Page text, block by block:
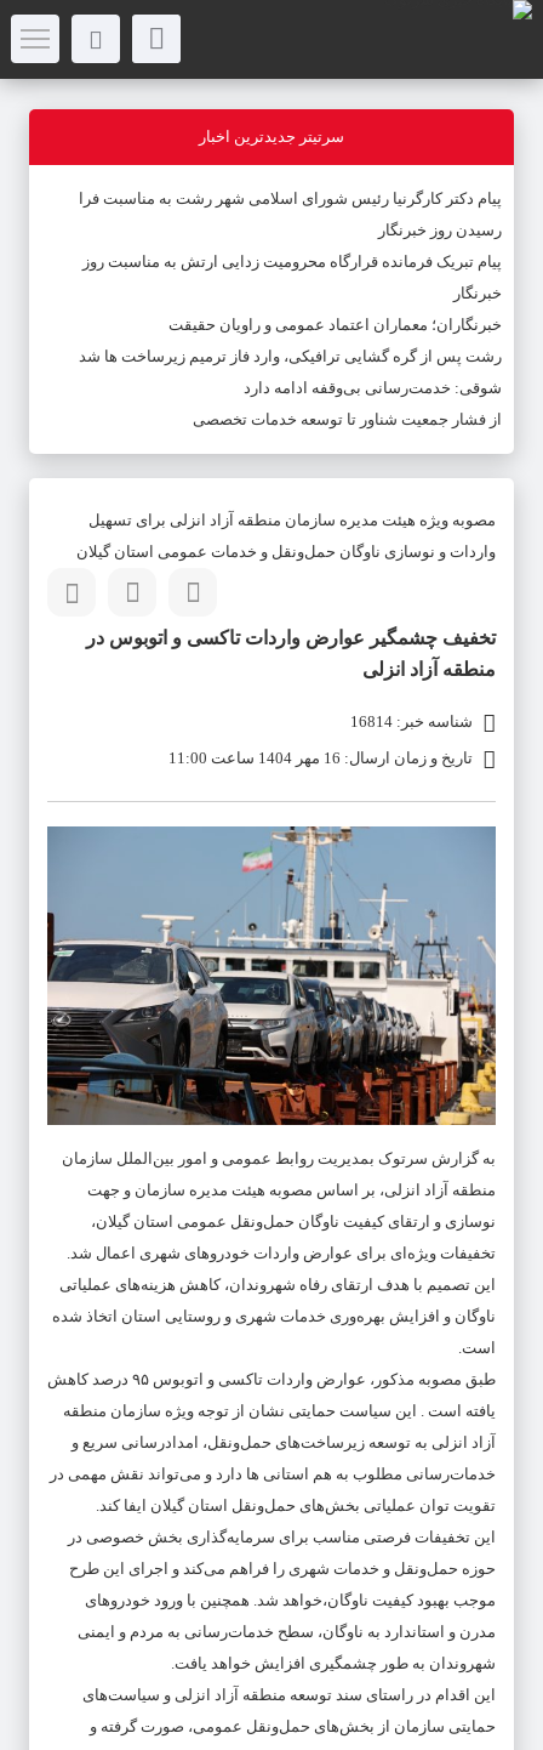
سرتیتر جدیدترین اخبار
پیام دکتر کارگرنیا رئیس شورای اسلامی شهر رشت به مناسبت فرا
رسیدن روز خبرنگار
پیام تبریک فرمانده قرارگاه محرومیت‌ زدایی ارتش به مناسبت روز
خبرنگار
خبرنگاران؛ معماران اعتماد عمومی و راویان حقیقت
رشت پس از گره گشایی ترافیکی، وارد فاز ترمیم زیرساخت ها شد
شوقی: خدمت‌رسانی بی‌وقفه ادامه دارد
از فشار جمعیت شناور تا توسعه خدمات تخصصی
مصوبه ویژه هیئت مدیره سازمان منطقه آزاد انزلی برای تسهیل
واردات و نوسازی ناوگان حمل‌ونقل و خدمات عمومی استان گیلان
تخفیف چشمگیر عوارض واردات تاکسی و اتوبوس در
منطقه آزاد انزلی
شناسه خبر: 16814
تاریخ و زمان ارسال: 16 مهر 1404 ساعت 11:00
به گزارش سرتوک بمدیریت روابط عمومی و امور بین‌الملل سازمان
منطقه آزاد انزلی، بر اساس مصوبه هیئت مدیره سازمان و جهت
نوسازی و ارتقای کیفیت ناوگان حمل‌ونقل عمومی استان گیلان،
تخفیفات ویژه‌ای برای عوارض واردات خودروهای شهری اعمال شد.
این تصمیم با هدف ارتقای رفاه شهروندان، کاهش هزینه‌های عملیاتی
ناوگان و افزایش بهره‌وری خدمات شهری و روستایی استان اتخاذ شده
است.
طبق مصوبه مذکور، عوارض واردات تاکسی‌ و اتوبوس ۹۵ درصد کاهش
یافته است . این سیاست حمایتی نشان از توجه ویژه سازمان منطقه
آزاد انزلی به توسعه زیرساخت‌های حمل‌ونقل، امدادرسانی سریع و
خدمات‌رسانی مطلوب به هم استانی ها دارد و می‌تواند نقش مهمی در
تقویت توان عملیاتی بخش‌های حمل‌ونقل استان گیلان ایفا کند.
این تخفیفات فرصتی مناسب برای سرمایه‌گذاری بخش خصوصی در
حوزه حمل‌ونقل و خدمات شهری را فراهم می‌کند و اجرای این طرح
موجب بهبود کیفیت ناوگان،خواهد شد. همچنین با ورود خودروهای
مدرن و استاندارد به ناوگان، سطح خدمات‌رسانی به مردم و ایمنی
شهروندان به طور چشمگیری افزایش خواهد یافت.
این اقدام در راستای سند توسعه منطقه آزاد انزلی و سیاست‌های
حمایتی سازمان از بخش‌های حمل‌ونقل عمومی، صورت گرفته و